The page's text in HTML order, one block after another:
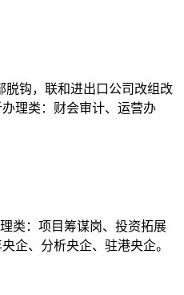
脱钩，联和进出口公司改组改
理类：财会审计、运营办
类：项目筹谋岗、投资拓展
企、分析央企、驻港央企。